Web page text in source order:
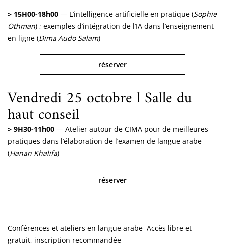
> 15H00-18h00 — L’intelligence artificielle en pratique (Sophie
Othman) ; exemples d’intégration de l’IA dans l’enseignement
en ligne (Dima Audo Salam)
réserver
Vendredi 25 octobre l Salle du
haut conseil
> 9H30-11h00 — Atelier autour de CIMA pour de meilleures
pratiques dans l’élaboration de l’examen de langue arabe
(Hanan Khalifa)
réserver
Conférences et ateliers en langue arabe Accès libre et
gratuit, inscription recommandée